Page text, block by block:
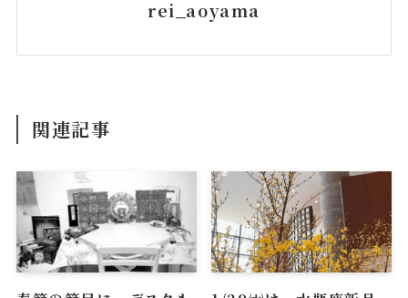
rei_aoyama
関連記事